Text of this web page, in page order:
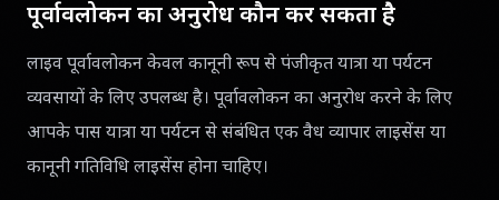
पूर्वावलोकन का अनुरोध कौन कर सकता है
लाइव पूर्वावलोकन केवल कानूनी रूप से पंजीकृत यात्रा या पर्यटन
व्यवसायों के लिए उपलब्ध है। पूर्वावलोकन का अनुरोध करने के लिए
आपके पास यात्रा या पर्यटन से संबंधित एक वैध व्यापार लाइसेंस या
कानूनी गतिविधि लाइसेंस होना चाहिए।